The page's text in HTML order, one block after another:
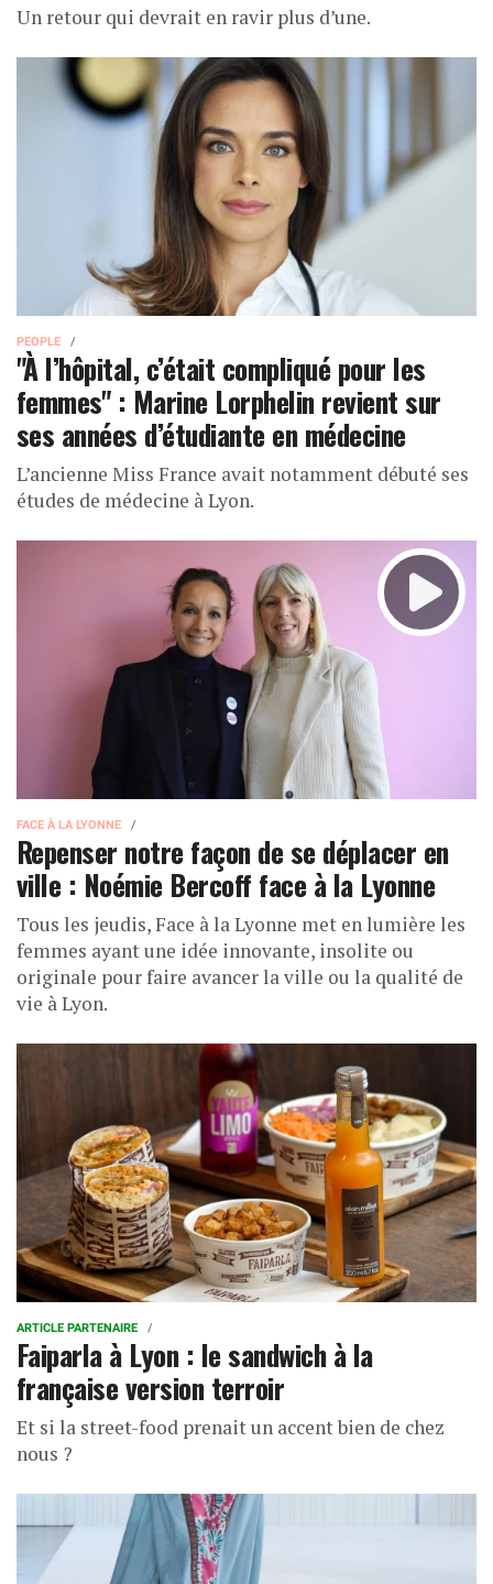
Un retour qui devrait en ravir plus d’une.
PEOPLE
"À l’hôpital, c’était compliqué pour les
femmes" : Marine Lorphelin revient sur
ses années d’étudiante en médecine
L’ancienne Miss France avait notamment débuté ses
études de médecine à Lyon.
FACE À LA LYONNE
Repenser notre façon de se déplacer en
ville : Noémie Bercoff face à la Lyonne
Tous les jeudis, Face à la Lyonne met en lumière les
femmes ayant une idée innovante, insolite ou
originale pour faire avancer la ville ou la qualité de
vie à Lyon.
ARTICLE PARTENAIRE
Faiparla à Lyon : le sandwich à la
française version terroir
Et si la street-food prenait un accent bien de chez
nous ?